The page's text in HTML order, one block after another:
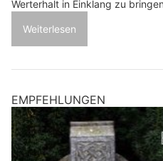
Werterhalt in Einklang zu
Weiterlesen
EMPFEHLUNGEN